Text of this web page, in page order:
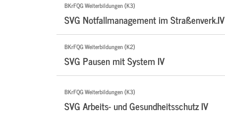
BKrFQG Weiterbildungen (K3)
SVG Notfallmanagement im Straßenverk.IV
BKrFQG Weiterbildungen (K2)
SVG Pausen mit System IV
BKrFQG Weiterbildungen (K3)
SVG Arbeits- und Gesundheitsschutz IV